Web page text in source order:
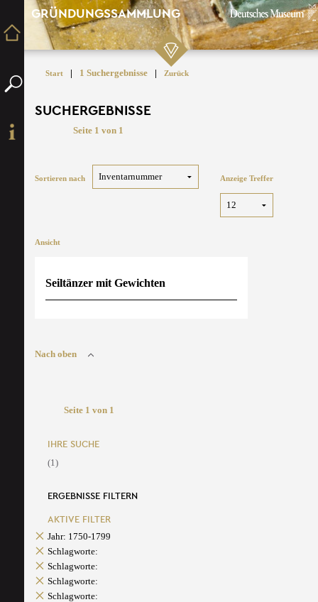
GRÜNDUNGSSAMMLUNG
Start | 1 Suchergebnisse | Zurück
SUCHERGEBNISSE
Seite 1 von 1
Sortieren nach Anzeige Treffer
Ansicht
Seiltänzer mit Gewichten
Nach oben
Seite 1 von 1
IHRE SUCHE
(1)
ERGEBNISSE FILTERN
AKTIVE FILTER
Jahr: 1750-1799
Schlagworte:
Schlagworte:
Schlagworte:
Schlagworte: